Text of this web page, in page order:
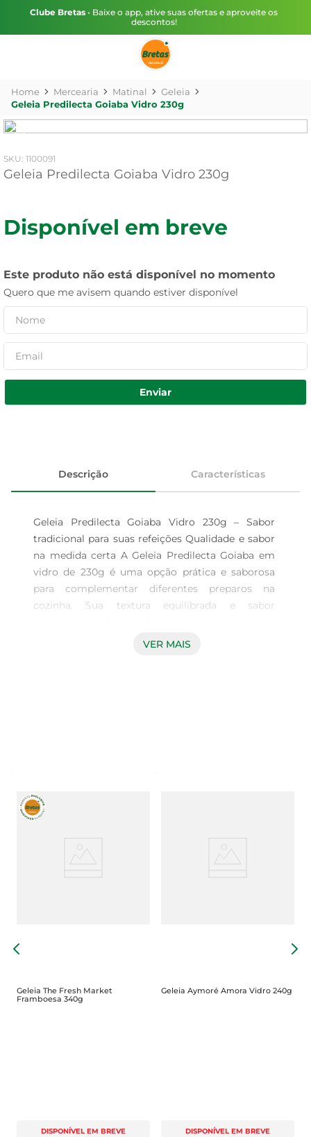
Clube Bretas • Baixe o app, ative suas ofertas e aproveite os
descontos!
Mercearia Matinal
Geleia
Geleia Predilecta Goiaba Vidro 230g
: 1100091
Geleia Predilecta Goiaba Vidro 230g
Disponível em breve
Este produto não está disponível no momento
Quero que me avisem quando estiver disponível
Enviar
Descrição Características
Geleia Predilecta Goiaba Vidro 230g – Sabor
tradicional para suas refeições Qualidade e sabor
na medida certa A Geleia Predilecta Goiaba em
vidro de 230g é uma opção prática e saborosa
para complementar diferentes preparos na
cozinha. Sua textura equilibrada e sabor
identidade às suas refeições, seja no café da
produto e facilita a conservação após aberto,
preservando o frescor e sabor. Embalagem
conveniente para uso diário e armazenamento
prático. Informação sobre o produto A geleia é
para uso frequente sem desperdício.
VER MAIS
Geleia The Fresh Market
Framboesa 340g
DISPONÍVEL EM BREVE
Geleia Aymoré Amora Vidro 240g
DISPONÍVEL EM BREVE